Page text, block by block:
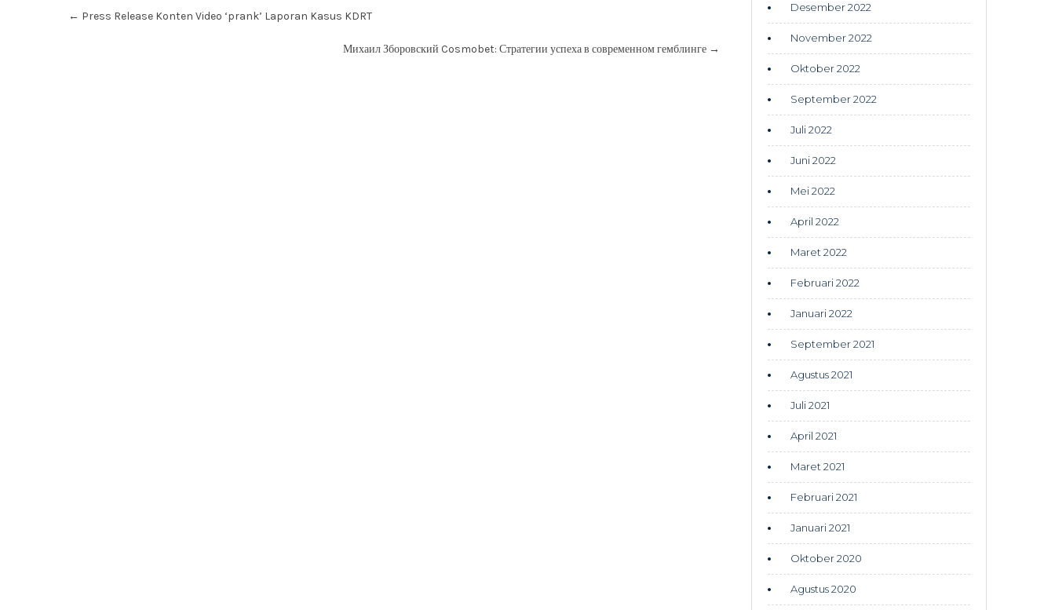
navigation
← Press Release Konten Video ‘prank’ Laporan Kasus KDRT
Михаил Зборовский Cosmobet: Стратегии успеха в современном гемблинге →
Desember 2022
November 2022
Oktober 2022
September 2022
Juli 2022
Juni 2022
Mei 2022
April 2022
Maret 2022
Februari 2022
Januari 2022
September 2021
Agustus 2021
Juli 2021
April 2021
Maret 2021
Februari 2021
Januari 2021
Oktober 2020
Agustus 2020